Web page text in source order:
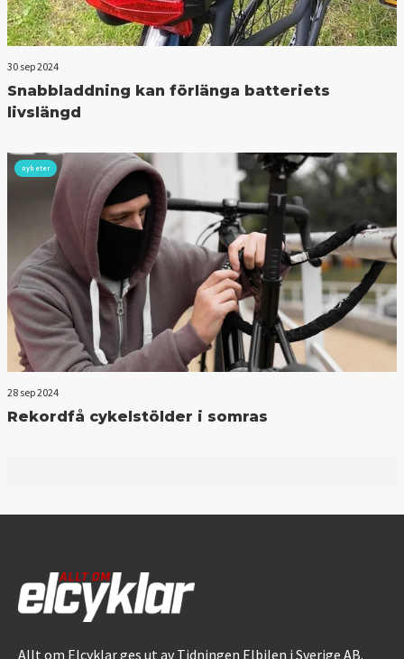
30 sep 2024
Snabbladdning kan förlänga batteriets
livslängd
nyheter
28 sep 2024
Rekordfå cykelstölder i somras
Allt om Elcyklar ges ut av Tidningen Elbilen i Sverige AB.